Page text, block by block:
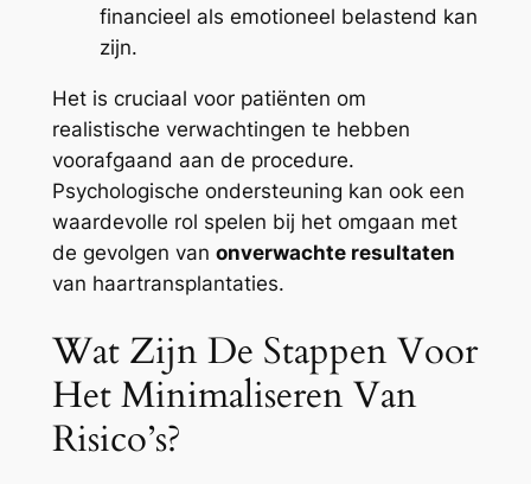
financieel als emotioneel belastend kan
zijn.
Het is cruciaal voor patiënten om
realistische verwachtingen te hebben
voorafgaand aan de procedure.
Psychologische ondersteuning kan ook een
waardevolle rol spelen bij het omgaan met
de gevolgen van onverwachte resultaten
van haartransplantaties.
Wat Zijn De Stappen Voor
Het Minimaliseren Van
Risico’s?